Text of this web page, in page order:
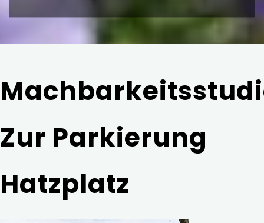
Zur Parkierung
Hatzplatz